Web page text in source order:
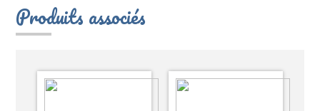
Produits associés